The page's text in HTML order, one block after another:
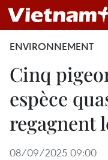
ENVIRONNEMENT
Cinq
espèce
regagnent
08/09/2025 09:00